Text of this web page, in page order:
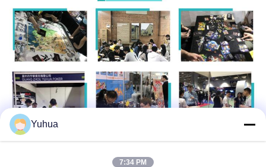
Yuhua
7:34 PM